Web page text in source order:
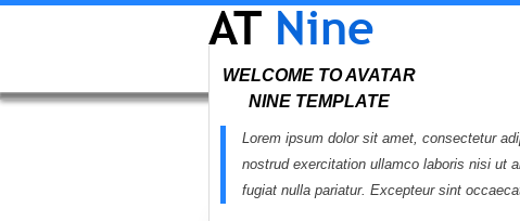
ATNine
WELCOME TO AVATAR
NINE TEMPLATE
Lorem ipsum dolor sit amet, consectetur
nostrud exercitation ullamco laboris nisi ut
fugiat nulla pariatur. Excepteur sint